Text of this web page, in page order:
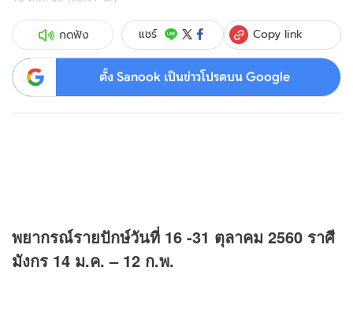
กดฟัง แชร์ Copy link
ตั้ง Sanook เป็นข่าวโปรดบน Google
พยากรณ์รายปักษ์วันที่ 16 -31 ตุลาคม 2560 ราศี
มังกร 14 ม.ค. – 12 ก.พ.